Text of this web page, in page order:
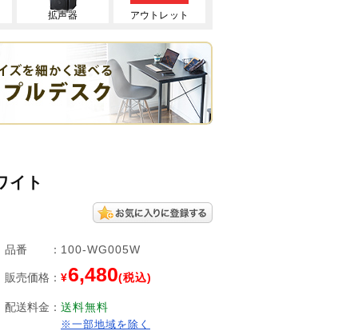
拡声器 アウトレット
イト
品番 ： 100-WG005W
販売価格 ： ¥6,480(税込)
配送料金 ： 送料無料
※一部地域を除く